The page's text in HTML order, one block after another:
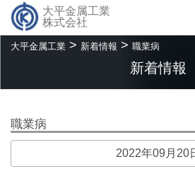
大平金属工業
株式会社
大平金属工業 > 新着情報 > 職業病
新着情報
職業病
2022年09月20